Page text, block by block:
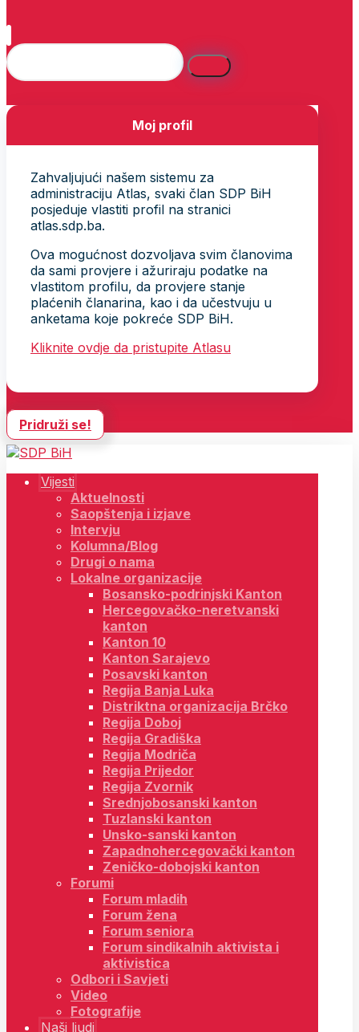
Moj profil
Zahvaljujući našem sistemu za
administraciju Atlas, svaki član SDP BiH
posjeduje vlastiti profil na stranici
atlas.sdp.ba.
Ova mogućnost dozvoljava svim članovima
da sami provjere i ažuriraju podatke na
vlastitom profilu, da provjere stanje
plaćenih članarina, kao i da učestvuju u
anketama koje pokreće SDP BiH.
Kliknite ovdje da pristupite Atlasu
Pridruži se!
Vijesti
Aktuelnosti
Saopštenja i izjave
Intervju
Kolumna/Blog
Drugi o nama
Lokalne organizacije
Bosansko-podrinjski Kanton
Hercegovačko-neretvanski
kanton
Kanton 10
Kanton Sarajevo
Posavski kanton
Regija Banja Luka
Distriktna organizacija Brčko
Regija Doboj
Regija Gradiška
Regija Modriča
Regija Prijedor
Regija Zvornik
Srednjobosanski kanton
Tuzlanski kanton
Unsko-sanski kanton
Zapadnohercegovački kanton
Zeničko-dobojski kanton
Forumi
Forum mladih
Forum žena
Forum seniora
Forum sindikalnih aktivista i
aktivistica
Odbori i Savjeti
Video
Fotografije
Naši ljudi